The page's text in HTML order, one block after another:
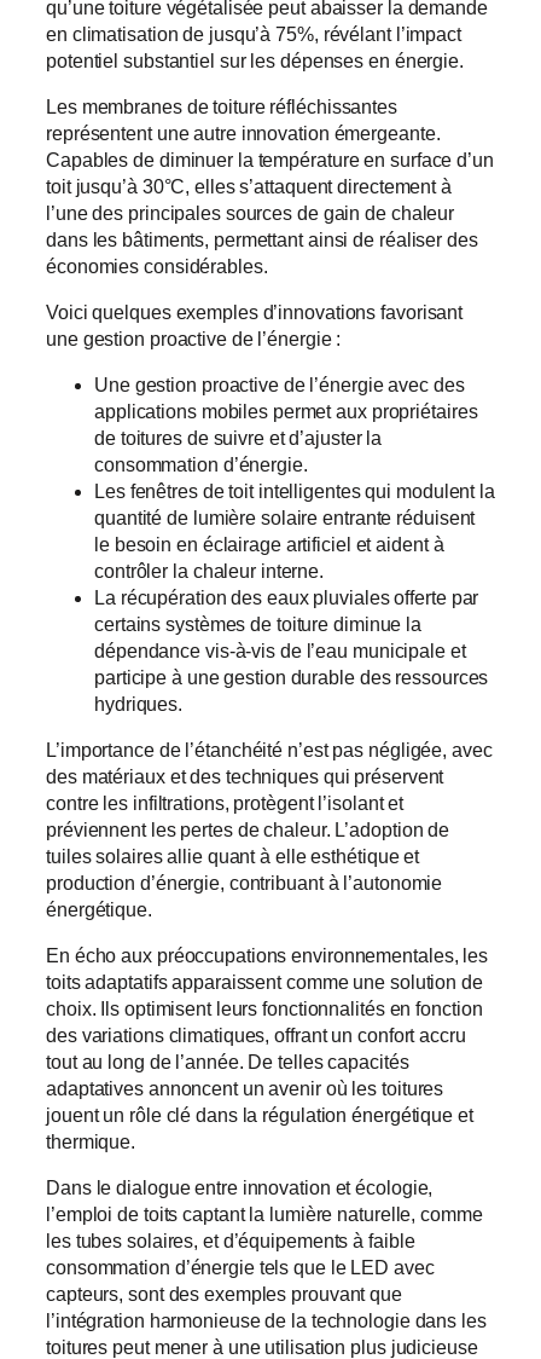
qu’une toiture végétalisée peut abaisser la demande
en climatisation de jusqu’à 75%, révélant l’impact
potentiel substantiel sur les dépenses en énergie.
Les membranes de toiture réfléchissantes
représentent une autre innovation émergeante.
Capables de diminuer la température en surface d’un
toit jusqu’à 30°C, elles s’attaquent directement à
l’une des principales sources de gain de chaleur
dans les bâtiments, permettant ainsi de réaliser des
économies considérables.
Voici quelques exemples d’innovations favorisant
une gestion proactive de l’énergie :
Une gestion proactive de l’énergie avec des
applications mobiles permet aux propriétaires
de toitures de suivre et d’ajuster la
consommation d’énergie.
Les fenêtres de toit intelligentes qui modulent la
quantité de lumière solaire entrante réduisent
le besoin en éclairage artificiel et aident à
contrôler la chaleur interne.
La récupération des eaux pluviales offerte par
certains systèmes de toiture diminue la
dépendance vis-à-vis de l’eau municipale et
participe à une gestion durable des ressources
hydriques.
L’importance de l’étanchéité n’est pas négligée, avec
des matériaux et des techniques qui préservent
contre les infiltrations, protègent l’isolant et
préviennent les pertes de chaleur. L’adoption de
tuiles solaires allie quant à elle esthétique et
production d’énergie, contribuant à l’autonomie
énergétique.
En écho aux préoccupations environnementales, les
toits adaptatifs apparaissent comme une solution de
choix. Ils optimisent leurs fonctionnalités en fonction
des variations climatiques, offrant un confort accru
tout au long de l’année. De telles capacités
adaptatives annoncent un avenir où les toitures
jouent un rôle clé dans la régulation énergétique et
thermique.
Dans le dialogue entre innovation et écologie,
l’emploi de toits captant la lumière naturelle, comme
les tubes solaires, et d’équipements à faible
consommation d’énergie tels que le LED avec
capteurs, sont des exemples prouvant que
l’intégration harmonieuse de la technologie dans les
toitures peut mener à une utilisation plus judicieuse